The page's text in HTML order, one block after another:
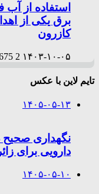
استفاده از
برق یکی از
کازرون
۱۴۰۳-۱۰-۰۵ 2
تایم لاین با عکس
۱۴۰۵-۰۵-۱۳
نگهداری صحیح
دارویی برای
۱۴۰۵-۰۵-۱۰